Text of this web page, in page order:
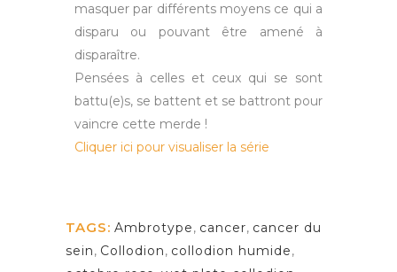
masquer par différents moyens ce qui a
disparu ou pouvant être amené à
disparaître.
Pensées à celles et ceux qui se sont
battu(e)s, se battent et se battront pour
vaincre cette merde !
Cliquer ici pour visualiser la série
TAGS: Ambrotype, cancer, cancer du
sein, Collodion, collodion humide,